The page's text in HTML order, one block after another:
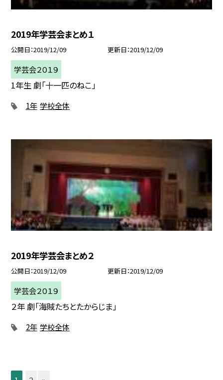
2019年学芸会まとめ１
公開日 2019/12/09 更新日 2019/12/09
学芸会２０１９
1年生 劇「十一匹のねこ」
1年 学校全体
2019年学芸会まとめ２
公開日 2019/12/09 更新日 2019/12/09
学芸会２０１９
２年 劇「海賊たちとたからじま」
2年 学校全体